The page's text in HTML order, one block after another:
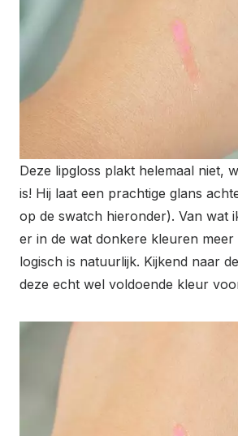
Deze lipgloss plakt helemaal niet,
is! Hij laat een prachtige glans
op de swatch hieronder). Van wat
er in de wat donkere kleuren
logisch is natuurlijk. Kijkend naar
deze echt wel voldoende kleur